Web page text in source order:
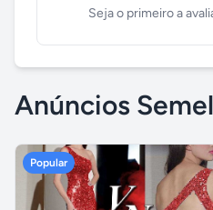
Seja o primeiro a
Anúncios
Popular